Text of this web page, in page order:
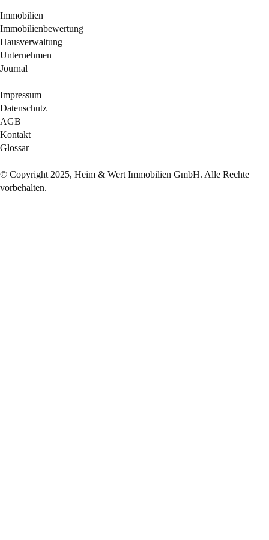
Immobilien
Immobilienbewertung
Hausverwaltung
Unternehmen
Journal
Impressum
Datenschutz
AGB
Kontakt
Glossar
© Copyright 2025, Heim & Wert Immobilien GmbH. Alle Rechte
vorbehalten.